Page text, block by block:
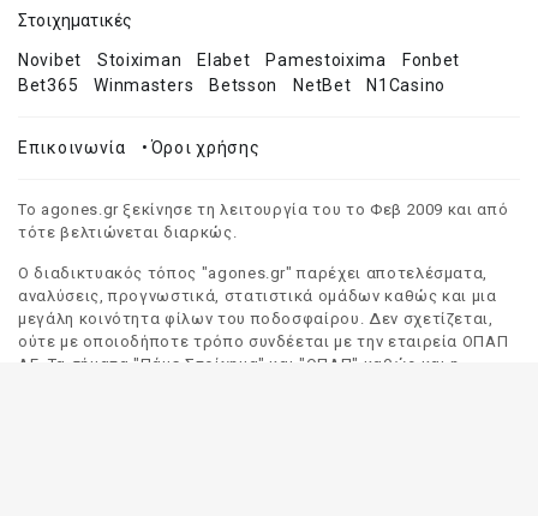
Στοιχηματικές
Novibet Stoiximan Elabet Pamestoixima
Fonbet
Bet365
Winmasters Betsson NetBet N1Casino
Επικοινωνία •Όροι χρήσης
Το agones.gr ξεκίνησε τη λειτουργία του το Φεβ 2009 και από
τότε βελτιώνεται διαρκώς.
Ο διαδικτυακός τόπος "agones.gr" παρέχει αποτελέσματα,
αναλύσεις, προγνωστικά, στατιστικά ομάδων καθώς και μια
μεγάλη κοινότητα φίλων του ποδοσφαίρου. Δεν σχετίζεται,
ούτε με οποιοδήποτε τρόπο συνδέεται με την εταιρεία ΟΠΑΠ
ΑΕ. Τα σήματα "Πάμε Στοίχημα" και "ΟΠΑΠ" καθώς και η